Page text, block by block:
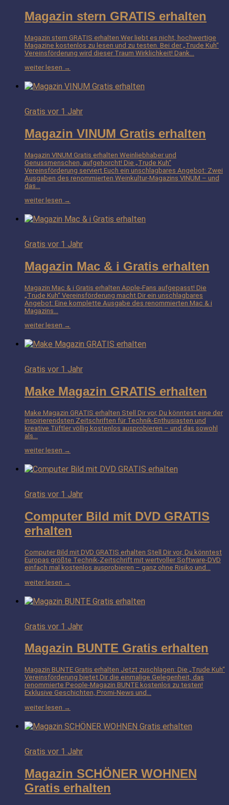
Magazin stern GRATIS erhalten
Magazin stern GRATIS erhalten Wer liebt es nicht, hochwertige
Magazine kostenlos zu lesen und zu testen. Bei der „Trude Kuh“
Vereinsförderung wird dieser Traum Wirklichkeit! Dank…
weiter lesen →
Gratis vor 1 Jahr
Magazin VINUM Gratis erhalten
Magazin VINUM Gratis erhalten Weinliebhaber und
Genussmenschen, aufgehorcht! Die „Trude Kuh“
Vereinsförderung serviert Euch ein unschlagbares Angebot: Zwei
Ausgaben des renommierten Weinkultur-Magazins VINUM – und
das…
weiter lesen →
Gratis vor 1 Jahr
Magazin Mac & i Gratis erhalten
Magazin Mac & i Gratis erhalten Apple-Fans aufgepasst! Die
„Trude Kuh“ Vereinsförderung macht Dir ein unschlagbares
Angebot: Eine komplette Ausgabe des renommierten Mac & i
Magazins…
weiter lesen →
Gratis vor 1 Jahr
Make Magazin GRATIS erhalten
Make Magazin GRATIS erhalten Stell Dir vor, Du könntest eine der
inspirierendsten Zeitschriften für Technik-Enthusiasten und
kreative Tüftler völlig kostenlos ausprobieren – und das sowohl
als…
weiter lesen →
Gratis vor 1 Jahr
Computer Bild mit DVD GRATIS
erhalten
Computer Bild mit DVD GRATIS erhalten Stell Dir vor, Du könntest
Europas größte Technik-Zeitschrift mit wertvoller Software-DVD
einfach mal kostenlos ausprobieren – ganz ohne Risiko und…
weiter lesen →
Gratis vor 1 Jahr
Magazin BUNTE Gratis erhalten
Magazin BUNTE Gratis erhalten Jetzt zuschlagen: Die „Trude Kuh“
Vereinsförderung bietet Dir die einmalige Gelegenheit, das
renommierte People-Magazin BUNTE kostenlos zu testen!
Exklusive Geschichten, Promi-News und…
weiter lesen →
Gratis vor 1 Jahr
Magazin SCHÖNER WOHNEN
Gratis erhalten